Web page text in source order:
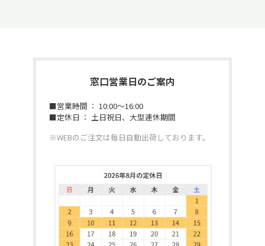
窓口営業日のご案内
■営業時間 ： 10:00～16:00
■定休日 ： 土日祝日、大型連休期間
※WEBのご注文は毎日自動出荷しております。